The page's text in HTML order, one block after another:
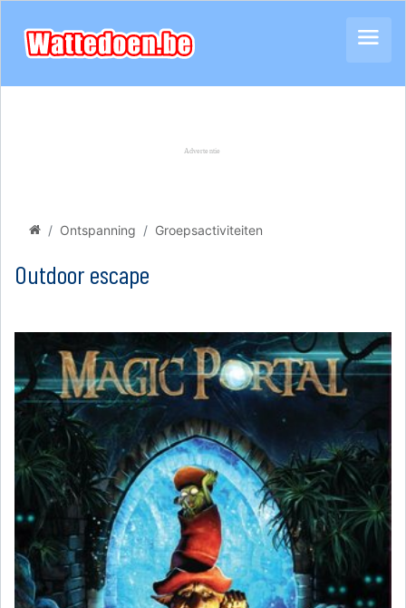
Ontspanning Groepsactiviteiten
Outdoor escape